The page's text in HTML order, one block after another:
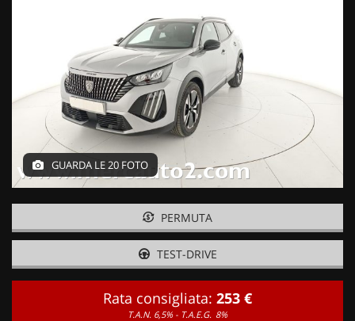
NOLEGGIO BREVE TERMINE
CONTATTI
GUARDA LE 20 FOTO
PERMUTA
TEST-DRIVE
Rata consigliata: 253 €
T.A.N. 6,5% - T.A.E.G. 8%